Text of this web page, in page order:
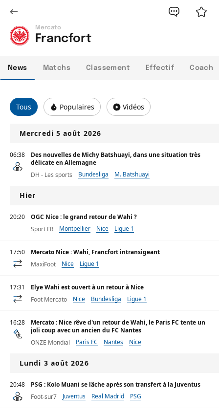
Mercato
Francfort
News Matchs Classement Effectif Coach
Tous Populaires Vidéos
Mercredi 5 août 2026
06:38
Des nouvelles de Michy Batshuayi, dans une situation très
délicate en Allemagne
DH - Les sports
Bundesliga M. Batshuayi
Hier
20:20
OGC Nice : le grand retour de Wahi ?
Sport FR
Montpellier Nice Ligue 1
17:50
Mercato Nice : Wahi, Francfort intransigeant
MaxiFoot
Nice Ligue 1
17:31
Elye Wahi est ouvert à un retour à Nice
Foot Mercato
Nice Bundesliga Ligue 1
16:28
Mercato : Nice rêve d'un retour de Wahi, le Paris FC tente un
joli coup avec un ancien du FC Nantes
ONZE Mondial
Paris FC Nantes Nice
Lundi 3 août 2026
20:48
PSG : Kolo Muani se lâche après son transfert à la Juventus
Foot-sur7
Juventus Real Madrid PSG